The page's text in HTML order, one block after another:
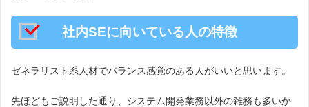
社内SEに向いている人の特徴
ゼネラリスト系人材でバランス感覚のある人がいいと思います。
先ほどもご説明した通り、システム開発業務以外の雑務も多いか